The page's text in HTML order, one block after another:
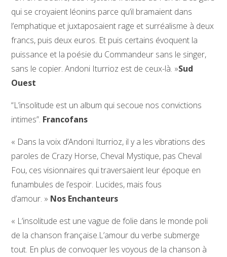
qui se croyaient léonins parce qu’il bramaient dans
l’emphatique et juxtaposaient rage et surréalisme à deux
francs, puis deux euros. Et puis certains évoquent la
puissance et la poésie du Commandeur sans le singer,
sans le copier. Andoni Iturrioz est de ceux-là. »Sud
Ouest
“L’insolitude est un album qui secoue nos convictions
intimes”. Francofans
« Dans la voix d’Andoni Iturrioz, il y a les vibrations des
paroles de Crazy Horse, Cheval Mystique, pas Cheval
Fou, ces visionnaires qui traversaient leur époque en
funambules de l’espoir. Lucides, mais fous
d’amour. » Nos Enchanteurs
« L’insolitude est une vague de folie dans le monde poli
de la chanson française.L’amour du verbe submerge
tout. En plus de convoquer les voyous de la chanson à